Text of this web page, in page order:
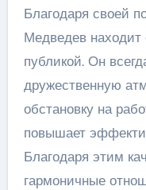
Благодаря своей
Медведев
публикой. Он
дружественную
обстановку на
повышает
Благодаря этим
гармоничные